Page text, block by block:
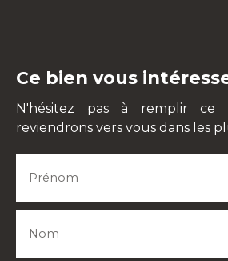
Ce bien vous
N'hésitez pas à remplir ce
reviendrons vers vous dans les
Prénom
Nom